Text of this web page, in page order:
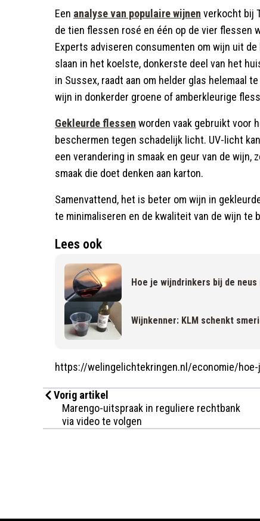
Een analyse van populaire wijnen verkocht bij
de tien flessen rosé en één op de vier flessen
Experts adviseren consumenten om wijn uit
slaan in het koelste, donkerste deel van het
in Sussex, raadt aan om helder glas helemaal
wijn in donkerder groene of amberkleurige
Gekleurde flessen worden vaak gebruikt voor
beschermen tegen schadelijk licht. UV-licht
een verandering in smaak en geur van de wijn,
smaak die doet denken aan karton.
Samenvattend, het is beter om wijn in
te minimaliseren en de kwaliteit van de wijn te
Lees ook
Hoe je wijndrinkers bij de neus
Wijnkenner: KLM schenkt
https://welingelichtekringen.nl/economie/
Vorig artikel
Marengo-uitspraak in reguliere rechtbank
via video te volgen